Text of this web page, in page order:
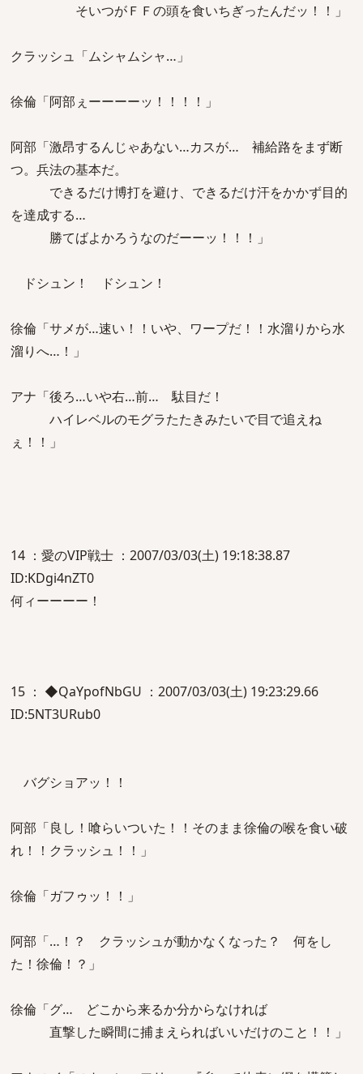
そいつがＦＦの頭を食いちぎったんだッ！！」
クラッシュ「ムシャムシャ…」
徐倫「阿部ぇーーーーッ！！！！」
阿部「激昂するんじゃあない…カスが… 補給路をまず断
つ。兵法の基本だ。
できるだけ博打を避け、できるだけ汗をかかず目的
を達成する…
勝てばよかろうなのだーーッ！！！」
ドシュン！ ドシュン！
徐倫「サメが…速い！！いや、ワープだ！！水溜りから水
溜りへ…！」
アナ「後ろ…いや右…前… 駄目だ！
ハイレベルのモグラたたきみたいで目で追えね
ぇ！！」
14 ：愛のVIP戦士 ：2007/03/03(土) 19:18:38.87
ID:KDgi4nZT0
何ィーーーー！
15 ： ◆QaYpofNbGU ：2007/03/03(土) 19:23:29.66
ID:5NT3URub0
バグショアッ！！
阿部「良し！喰らいついた！！そのまま徐倫の喉を食い破
れ！！クラッシュ！！」
徐倫「ガフゥッ！！」
阿部「…！？ クラッシュが動かなくなった？ 何をし
た！徐倫！？」
徐倫「グ… どこから来るか分からなければ
直撃した瞬間に捕まえらればいいだけのこと！！」